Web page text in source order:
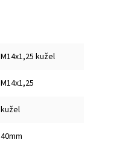
M14x1,25 kužel
M14x1,25
kužel
40mm